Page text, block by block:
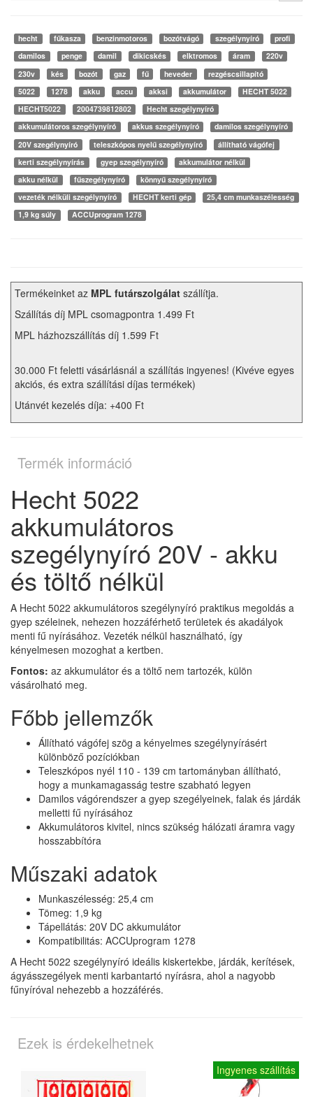
hecht fűkasza benzinmotoros bozótvágó szegélynyíró
profi
damilos
penge damil dikicskés elktromos áram
220v
230v
kés bozót gaz fű heveder
rezgéscsillapító
5022
1278 akku accu akksi akkumulátor
HECHT 5022
HECHT5022
2004739812802
Hecht szegélynyíró
akkumulátoros szegélynyíró
akkus szegélynyíró
damilos szegélynyíró
20V szegélynyíró
teleszkópos nyelű szegélynyíró
állítható vágófej
kerti szegélynyírás
gyep szegélynyíró
akkumulátor nélkül
akku nélkül
fűszegélynyíró
könnyű szegélynyíró
vezeték nélküli szegélynyíró
HECHT kerti gép
25,4 cm munkaszélesség
1,9 kg súly
ACCUprogram 1278
Termékeinket az MPL futárszolgálat szállítja.
Szállítás díj MPL csomagpontra 1.499 Ft
MPL házhozszállítás díj 1.599 Ft
30.000 Ft feletti vásárlásnál a szállítás ingyenes! (Kivéve egyes
akciós, és extra szállítási díjas termékek)
Utánvét kezelés díja: +400 Ft
Termék információ
Hecht 5022
akkumulátoros
szegélynyíró 20V - akku
és töltő nélkül
A Hecht 5022 akkumulátoros szegélynyíró praktikus megoldás a
gyep széleinek, nehezen hozzáférhető területek és akadályok
menti fű nyírásához. Vezeték nélkül használható, így
kényelmesen mozoghat a kertben.
Fontos: az akkumulátor és a töltő nem tartozék, külön
vásárolható meg.
Főbb jellemzők
Állítható vágófej szög a kényelmes szegélynyírásért
különböző pozíciókban
Teleszkópos nyél 110 - 139 cm tartományban állítható,
hogy a munkamagasság testre szabható legyen
Damilos vágórendszer a gyep szegélyeinek, falak és járdák
melletti fű nyírásához
Akkumulátoros kivitel, nincs szükség hálózati áramra vagy
hosszabbítóra
Műszaki adatok
Munkaszélesség: 25,4 cm
Tömeg: 1,9 kg
Tápellátás: 20V DC akkumulátor
Kompatibilitás: ACCUprogram 1278
A Hecht 5022 szegélynyíró ideális kiskertekbe, járdák, kerítések,
ágyásszegélyek menti karbantartó nyírásra, ahol a nagyobb
fűnyíróval nehezebb a hozzáférés.
Ezek is érdekelhetnek
Ingyenes szállítás